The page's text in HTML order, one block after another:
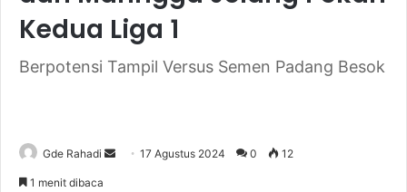
Kedua Liga 1
Berpotensi Tampil Versus Semen Padang Besok
Gde Rahadi 17 Agustus 2024 0 12
1 menit dibaca